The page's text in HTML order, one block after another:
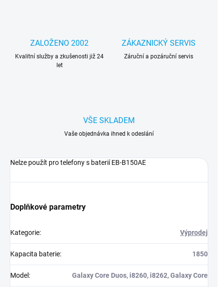
ZALOŽENO 2002
Kvalitní služby a zkušenosti již 24
let
ZÁKAZNICKÝ SERVIS
Záruční a pozáruční servis
VŠE SKLADEM
Vaše objednávka ihned k odeslání
Nelze použít pro telefony s baterií EB-B150AE
Doplňkové parametry
Kategorie: Výprodej
Kapacita baterie: 1850
Model : Galaxy Core Duos, i8260, i8262, Galaxy Core